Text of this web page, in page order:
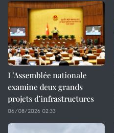
L’Assemblée nationale
examine deux grands
projets d’infrastructures
06/08/2026 02:33